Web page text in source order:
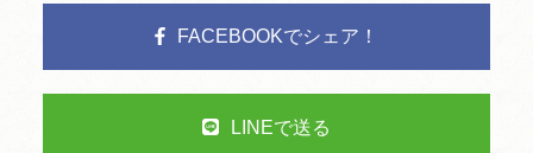
FACEBOOKでシェア！
LINEで送る